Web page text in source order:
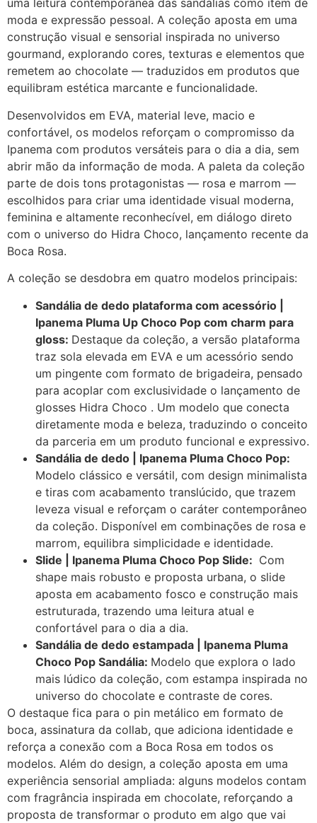
uma leitura contemporânea das sandálias como item de
moda e expressão pessoal. A coleção aposta em uma
construção visual e sensorial inspirada no universo
gourmand, explorando cores, texturas e elementos que
remetem ao chocolate — traduzidos em produtos que
equilibram estética marcante e funcionalidade.
Desenvolvidos em EVA, material leve, macio e
confortável, os modelos reforçam o compromisso da
Ipanema com produtos versáteis para o dia a dia, sem
abrir mão da informação de moda. A paleta da coleção
parte de dois tons protagonistas — rosa e marrom —
escolhidos para criar uma identidade visual moderna,
feminina e altamente reconhecível, em diálogo direto
com o universo do Hidra Choco, lançamento recente da
Boca Rosa.
A coleção se desdobra em quatro modelos principais:
Sandália de dedo plataforma com acessório |
Ipanema Pluma Up Choco Pop com charm para
gloss: Destaque da coleção, a versão plataforma
traz sola elevada em EVA e um acessório sendo
um pingente com formato de brigadeira, pensado
para acoplar com exclusividade o lançamento de
glosses Hidra Choco . Um modelo que conecta
diretamente moda e beleza, traduzindo o conceito
da parceria em um produto funcional e expressivo.
Sandália de dedo | Ipanema Pluma Choco Pop:
Modelo clássico e versátil, com design minimalista
e tiras com acabamento translúcido, que trazem
leveza visual e reforçam o caráter contemporâneo
da coleção. Disponível em combinações de rosa e
marrom, equilibra simplicidade e identidade.
Slide | Ipanema Pluma Choco Pop Slide: Com
shape mais robusto e proposta urbana, o slide
aposta em acabamento fosco e construção mais
estruturada, trazendo uma leitura atual e
confortável para o dia a dia.
Sandália de dedo estampada | Ipanema Pluma
Choco Pop Sandália: Modelo que explora o lado
mais lúdico da coleção, com estampa inspirada no
universo do chocolate e contraste de cores.
O destaque fica para o pin metálico em formato de
boca, assinatura da collab, que adiciona identidade e
reforça a conexão com a Boca Rosa em todos os
modelos. Além do design, a coleção aposta em uma
experiência sensorial ampliada: alguns modelos contam
com fragrância inspirada em chocolate, reforçando a
proposta de transformar o produto em algo que vai